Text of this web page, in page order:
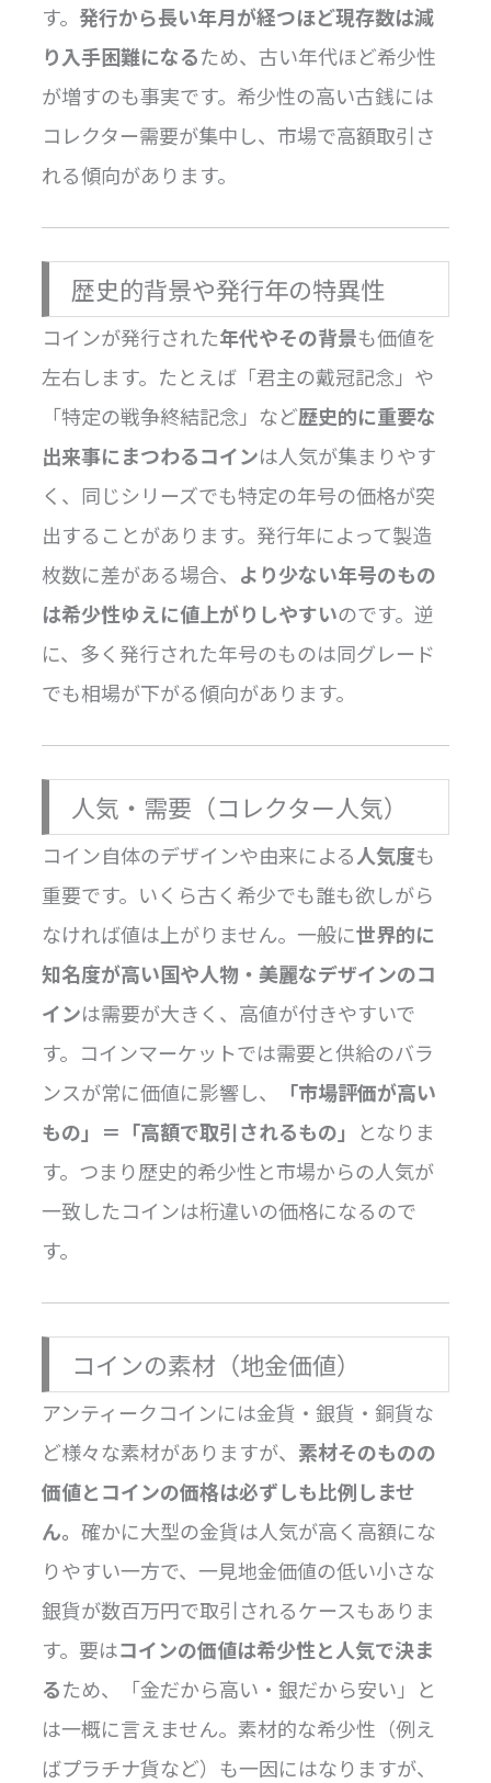
す。 発行から長い年月が経つほど現存数は減
り入手困難になるため、古い年代ほど希少性
が増すのも事実です。希少性の高い古銭には
コレクター需要が集中し、市場で高額取引さ
れる傾向があります。
歴史的背景や発行年の特異性
コインが発行された年代やその背景も価値を
左右します。たとえば「君主の戴冠記念」や
「特定の戦争終結記念」など歴史的に重要な
出来事にまつわるコインは人気が集まりやす
く、同じシリーズでも特定の年号の価格が突
出することがあります。発行年によって製造
枚数に差がある場合、 より少ない年号のもの
は希少性ゆえに値上がりしやすいのです。逆
に、多く発行された年号のものは同グレード
でも相場が下がる傾向があります。
人気・需要（コレクター人気）
コイン自体のデザインや由来による人気度も
重要です。いくら古く希少でも誰も欲しがら
なければ値は上がりません。一般に世界的に
知名度が高い国や人物・美麗なデザインのコ
インは需要が大きく、高値が付きやすいで
す。コインマーケットでは需要と供給のバラ
ンスが常に価値に影響し、
「市場評価が高い
もの」＝「高額で取引されるもの」 となりま
す。つまり歴史的希少性と市場からの人気が
一致したコインは桁違いの価格になるので
す。
コインの素材（地金価値）
アンティークコインには金貨・銀貨・銅貨な
ど様々な素材がありますが、 素材そのものの
価値とコインの価格は必ずしも比例しませ
ん。確かに大型の金貨は人気が高く高額にな
りやすい一方で、一見地金価値の低い小さな
銀貨が数百万円で取引されるケースもありま
す。要はコインの価値は希少性と人気で決ま
るため、「金だから高い・銀だから安い」と
は一概に言えません。素材的な希少性（例え
ばプラチナ貨など）も一因にはなりますが、